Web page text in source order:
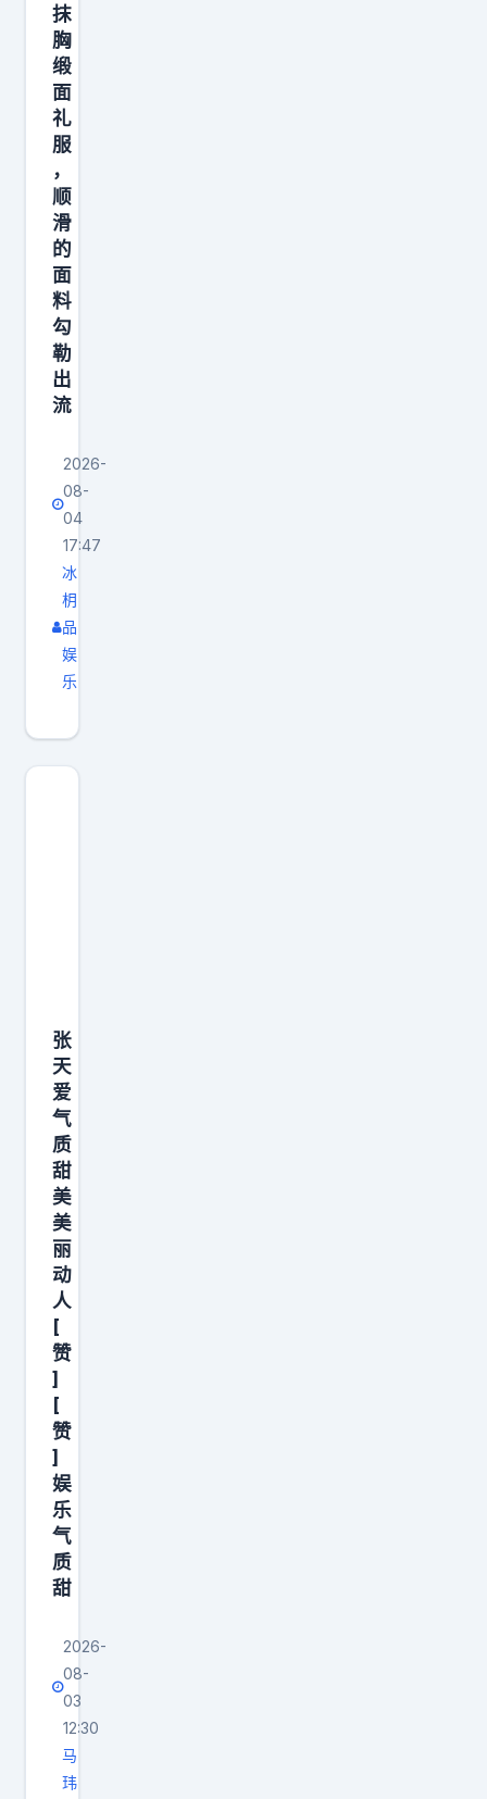
抹
胸
缎
面
礼
服
，
顺
滑
的
面
料
勾
勒
出
流
2026-
08-
04
17:47
冰
枂
品
娱
乐
张
天
爱
气
质
甜
美
美
丽
动
人
[
赞
]
[
赞
]
娱
乐
气
质
甜
2026-
08-
03
12:30
马
玮